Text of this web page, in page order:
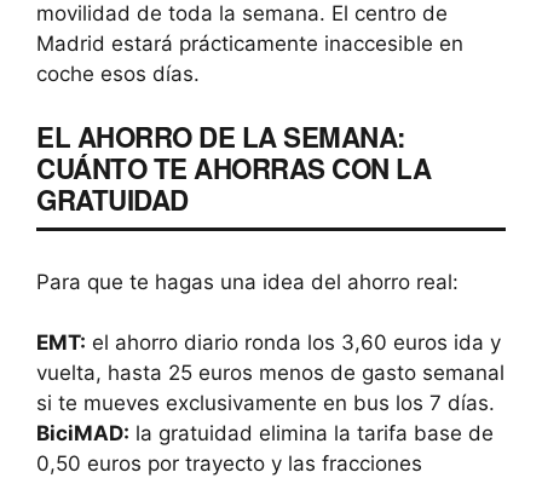
movilidad de toda la semana. El centro de
Madrid estará prácticamente inaccesible en
coche esos días.
EL AHORRO DE LA SEMANA:
CUÁNTO TE AHORRAS CON LA
GRATUIDAD
Para que te hagas una idea del ahorro real:
EMT: el ahorro diario ronda los 3,60 euros ida y
vuelta, hasta 25 euros menos de gasto semanal
si te mueves exclusivamente en bus los 7 días.
BiciMAD: la gratuidad elimina la tarifa base de
0,50 euros por trayecto y las fracciones